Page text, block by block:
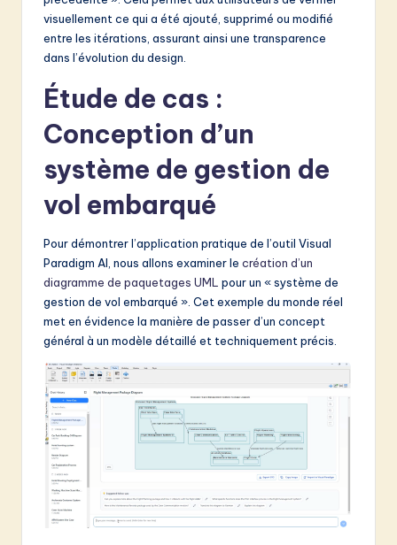
visuellement ce qui a été ajouté, supprimé ou modifié
entre les itérations, assurant ainsi une transparence
dans l’évolution du design.
Étude de cas :
Conception d’un
système de gestion de
vol embarqué
Pour démontrer l’application pratique de l’outil Visual
Paradigm AI, nous allons examiner le création d’un
diagramme de paquetages UML pour un « système de
gestion de vol embarqué ». Cet exemple du monde réel
met en évidence la manière de passer d’un concept
général à un modèle détaillé et techniquement précis.